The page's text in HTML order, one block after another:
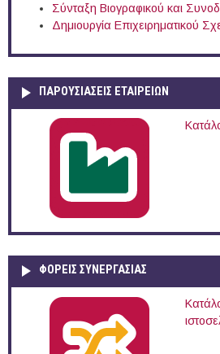
Σύνταξη Βιογραφικού και
Δημιουργία Επιχειρηματικού
ΠΑΡΟΥΣΙΆΣΕΙΣ ΕΤΑΙΡΕΙΏΝ
ΦΟΡΕΙΣ ΣΥΝΕΡΓΑΣΙΑΣ